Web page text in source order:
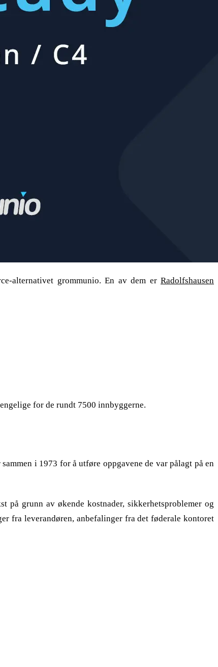
alternativet grommunio. En av dem er Radolfshausen
for de rundt 7500 innbyggerne.
i 1973 for å utføre oppgavene de var pålagt på en
på grunn av økende kostnader, sikkerhetsproblemer og
fra leverandøren, anbefalinger fra det føderale kontoret